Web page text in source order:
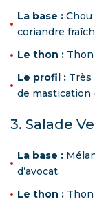
La base : Chou
coriandre
Le thon :
Le profil : Très
de mastication
3. Salade
La base :
d’avocat.
Le thon : Thon